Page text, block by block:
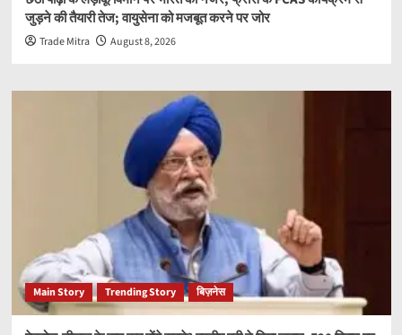
जुड़ने की तैयारी तेज; वायुसेना को मजबूत करने पर जोर
Trade Mitra August 8, 2026
Main Story Trending Story बिज़नेस